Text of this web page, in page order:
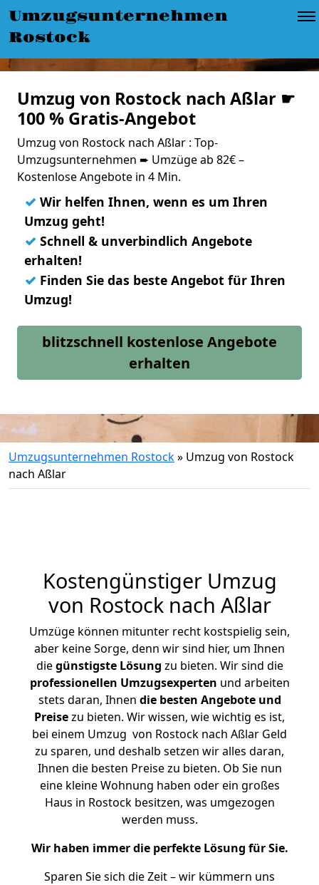
Umzugsunternehmen
Rostock
Umzug von Rostock nach Aßlar ☛
100 % Gratis-Angebot
Umzug von Rostock nach Aßlar : Top-
Umzugsunternehmen ➨ Umzüge ab 82€ –
Kostenlose Angebote in 4 Min.
✓ Wir helfen Ihnen, wenn es um Ihren
Umzug geht!
✓ Schnell & unverbindlich Angebote
erhalten!
✓ Finden Sie das beste Angebot für Ihren
Umzug!
blitzschnell kostenlose Angebote
erhalten
Umzugsunternehmen Rostock» Umzug von Rostock
nach Aßlar
Kostengünstiger Umzug
von Rostock nach Aßlar
Umzüge können mitunter recht kostspielig sein,
aber keine Sorge, denn wir sind hier, um Ihnen
diegünstigste Lösung zu bieten. Wir sind die
professionellen Umzugsexperten und arbeiten
stets daran, Ihnen die besten Angebote und
Preisezu bieten. Wir wissen, wie wichtig es ist,
bei einem Umzug von Rostock nach Aßlar Geld
zu sparen, und deshalb setzen wir alles daran,
Ihnen die besten Preise zu bieten. Ob Sie nun
eine kleine Wohnung haben oder ein großes
Haus in Rostock besitzen, was umgezogen
werden muss.
Wir haben immer die perfekte Lösung für Sie.
Sparen Sie sich die Zeit – wir kümmern uns